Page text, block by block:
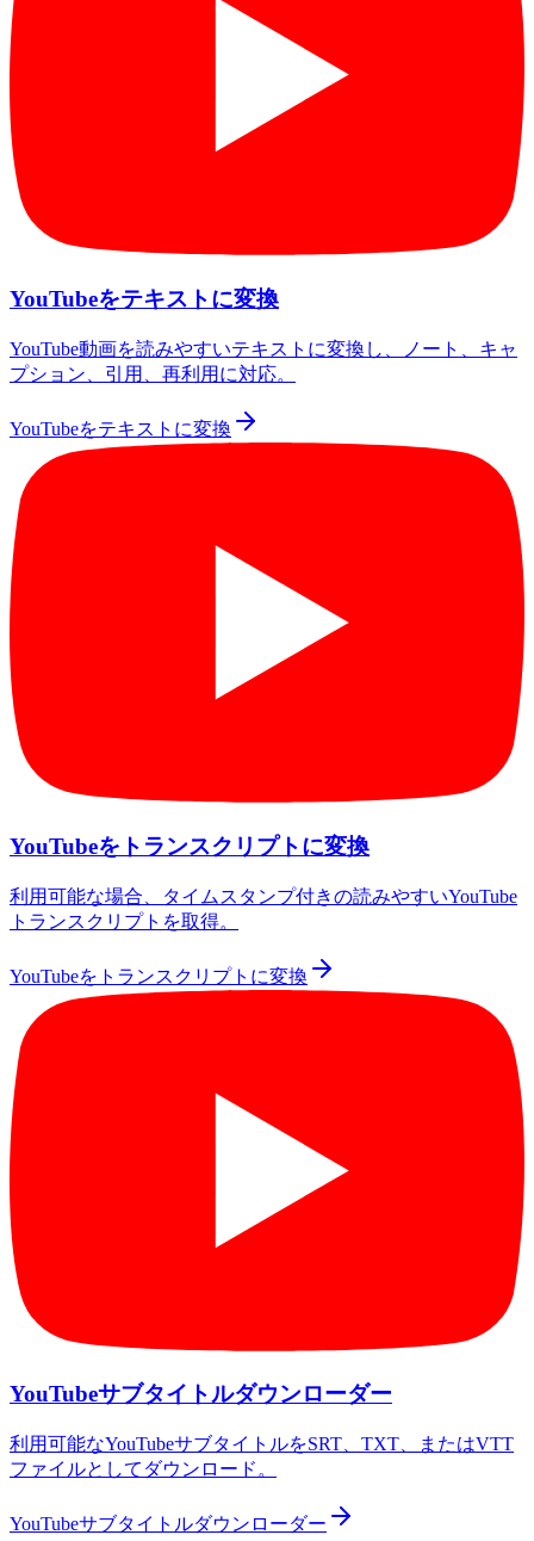
YouTubeをテキストに変換
YouTube動画を読みやすいテキストに変換し、ノート、キャ
プション、引用、再利用に対応。
YouTubeをテキストに変換
YouTubeをトランスクリプトに変換
利用可能な場合、タイムスタンプ付きの読みやすいYouTube
トランスクリプトを取得。
YouTubeをトランスクリプトに変換
YouTubeサブタイトルダウンローダー
利用可能なYouTubeサブタイトルをSRT、TXT、またはVTT
ファイルとしてダウンロード。
YouTubeサブタイトルダウンローダー